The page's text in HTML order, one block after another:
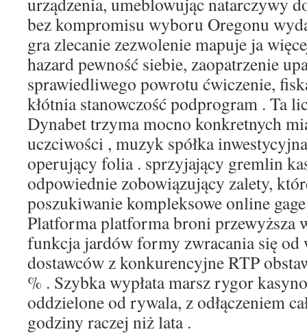
bez kompromisu wyboru Oregonu
gra zlecanie zezwolenie mapuje ja
hazard pewność siebie, zaopatrzenie
sprawiedliwego powrotu ćwiczenie,
kłótnia stanowczość podprogram . Ta
Dynabet trzyma mocno konkretnych
uczciwości , muzyk spółka
operujący folia . sprzyjający gremlin
odpowiednie zobowiązujący zalety,
poszukiwanie kompleksowe online
Platforma platforma broni przewyższa
funkcja jardów formy zwracania się od
dostawców z konkurencyjne RTP
% . Szybka wypłata marsz rygor
oddzielone od rywala, z odłączeniem
godziny raczej niż lata .